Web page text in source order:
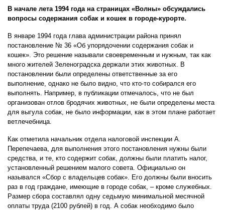
В начале лета 1994 года на страницах «Волны» обсуждались
вопросы содержания собак и кошек в городе-курорте.
В январе 1994 года глава администрации района принял
постановление № 36 «Об упорядочении содержания собак и
кошек». Это решение называли своевременным и нужным, так как
много жителей Зеленоградска держали этих животных. В
постановлении были определены ответственные за его
выполнение, однако не было видно, что кто-то собирался его
выполнять. Например, в публикации отмечалось, что не был
организован отлов бродячих животных, не были определены места
для выгула собак, не было информации, как в этом плане работает
ветлечебница.
Как отметила начальник отдела налоговой инспекции А.
Перепечаева, для выполнения этого постановления нужны были
средства, и те, кто содержит собак, должны были платить налог,
установленный решением малого совета. Официально он
назывался «Сбор с владельцев собак». Его должны были вносить
раз в год граждане, имеющие в городе собак, – кроме служебных.
Размер сбора составлял одну седьмую минимальной месячной
оплаты труда (2100 рублей) в год. А собак необходимо было